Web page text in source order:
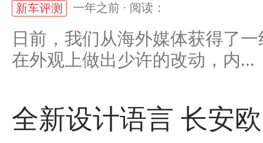
新车评测 一年之前 · 阅读：
日前，我们从海外媒体获得了
在外观上做出少许的改动，内...
全新设计语言 长安